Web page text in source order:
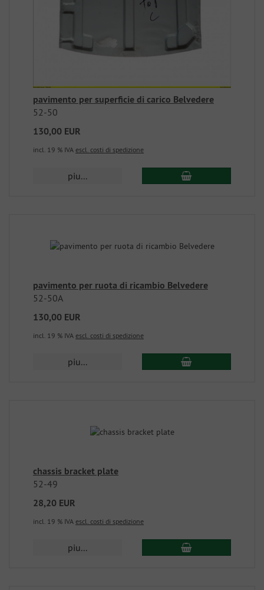
pavimento per superficie di carico Belvedere
52-50
130,00 EUR
incl. 19 % IVA escl. costi di spedizione
piu...
pavimento per ruota di ricambio Belvedere
52-50A
130,00 EUR
incl. 19 % IVA escl. costi di spedizione
piu...
chassis bracket plate
52-49
28,20 EUR
incl. 19 % IVA escl. costi di spedizione
piu...